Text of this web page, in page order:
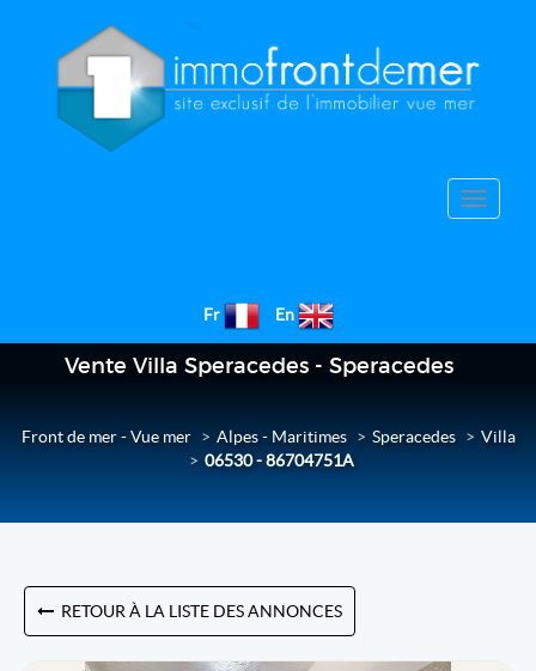
Toggle
Fr En
Vente Villa Speracedes - Speracedes
Front de mer - Vue mer Alpes - Maritimes Speracedes
Villa
06530 - 86704751A
RETOUR À LA LISTE DES ANNONCES